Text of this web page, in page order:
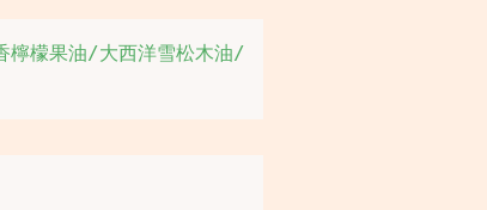
檸檬果油/大西洋雪松木油/